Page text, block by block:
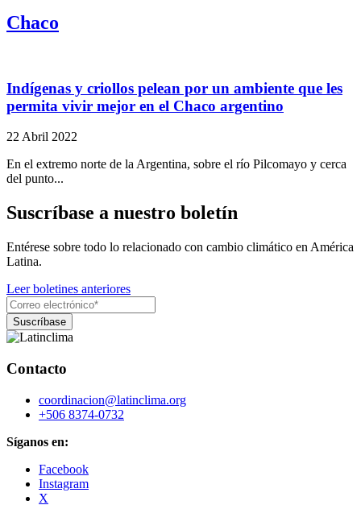
Chaco
Indígenas y criollos pelean por un ambiente que les
permita vivir mejor en el Chaco argentino
22 Abril 2022
En el extremo norte de la Argentina, sobre el río Pilcomayo y cerca
del punto...
Suscríbase a nuestro boletín
Entérese sobre todo lo relacionado con cambio climático en América
Latina.
Leer boletines anteriores
Contacto
coordinacion@latinclima.org
+506 8374-0732
Síganos en:
Facebook
Instagram
X